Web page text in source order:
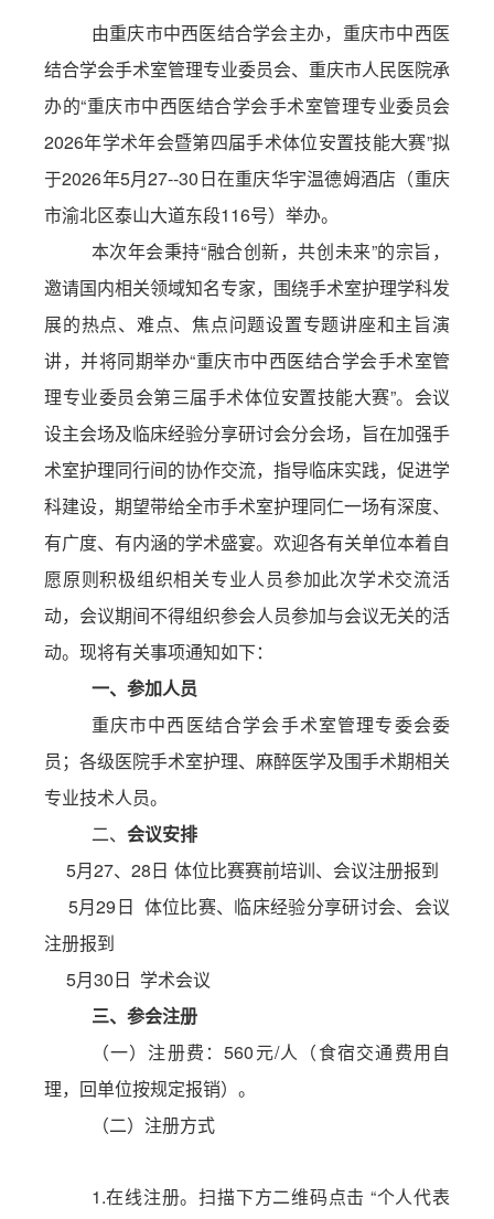
由重庆市中西医结合学会主办，重庆市中西医
结合学会手术室管理专业委员会、 重庆市人民医院承
办的“重庆市中西医结合学会手术室管理专业委员会
2026年学术年会暨第四届手术体位安置技能大赛”拟
于2026年5月27--30日在重庆华宇温德姆酒店（重庆
市渝北区泰山大道东段116号）举办。
本次年会秉持“融合创新，共创未来”的宗旨，
邀请国内相关领域知名专家，围绕手术室护理学科发
展的热点、难点、焦点问题设置专题讲座和主旨演
讲，并将同期举办“重庆市中西医结合学会手术室管
理专业委员会第三届手术体位安置技能大赛”。 会议
设主会场及临床经验分享研讨会分会场，旨在加强手
术室护理同行间的协作交流，指导临床实践，促进学
科建设，期望带给全市手术室护理同仁一场有深度、
有广度、有内涵的学术盛宴。欢迎各有关单位本着自
愿原则积极组织相关专业人员参加此次学术交流活
动，会议期间不得组织参会人员参加与会议无关的活
动。现将有关事项通知如下：
一、 参加人员
重庆市中西医结合学会手术室管理专委会委
员； 各级医院手术室护理、麻醉医学及围手术期相关
专业技术人员。
二、 会议安排
5月27、 28日 体位比赛赛前培训、会议注册报到
5月29日 体位比赛、临床经验分享研讨会、会议
注册报到
5月30日 学术会议
三、 参会注册
（一）注册费：560元/人（食宿交通费用自
理，回单位按规定报销） 。
（二）注册方式
1.在线注册。扫描下方二维码点击 “个人代表